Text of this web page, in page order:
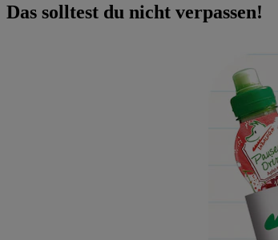
Das solltest du nicht verpassen!